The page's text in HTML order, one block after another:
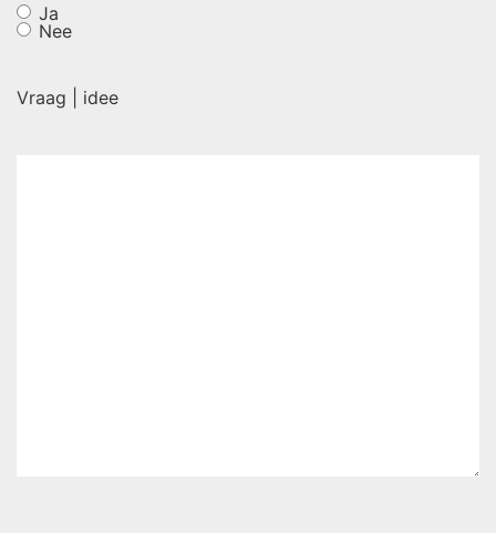
Ja
Nee
Vraag | idee